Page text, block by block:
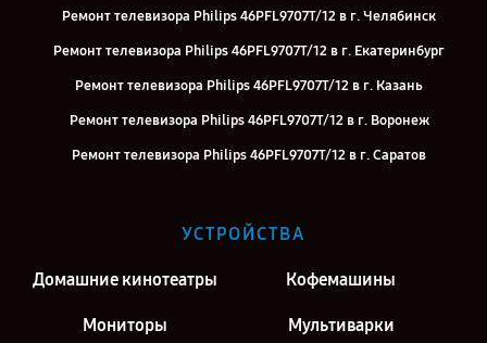
Ремонт телевизора Philips 46PFL9707T/12 в г. Челябинск
Ремонт телевизора Philips 46PFL9707T/12 в г. Екатеринбург
Ремонт телевизора Philips 46PFL9707T/12 в г. Казань
Ремонт телевизора Philips 46PFL9707T/12 в г. Воронеж
Ремонт телевизора Philips 46PFL9707T/12 в г. Саратов
Ремонт телевизора Philips 46PFL9707T/12 в г. Москва
УСТРОЙСТВА
Домашние кинотеатры Кофемашины
Мониторы Мультиварки